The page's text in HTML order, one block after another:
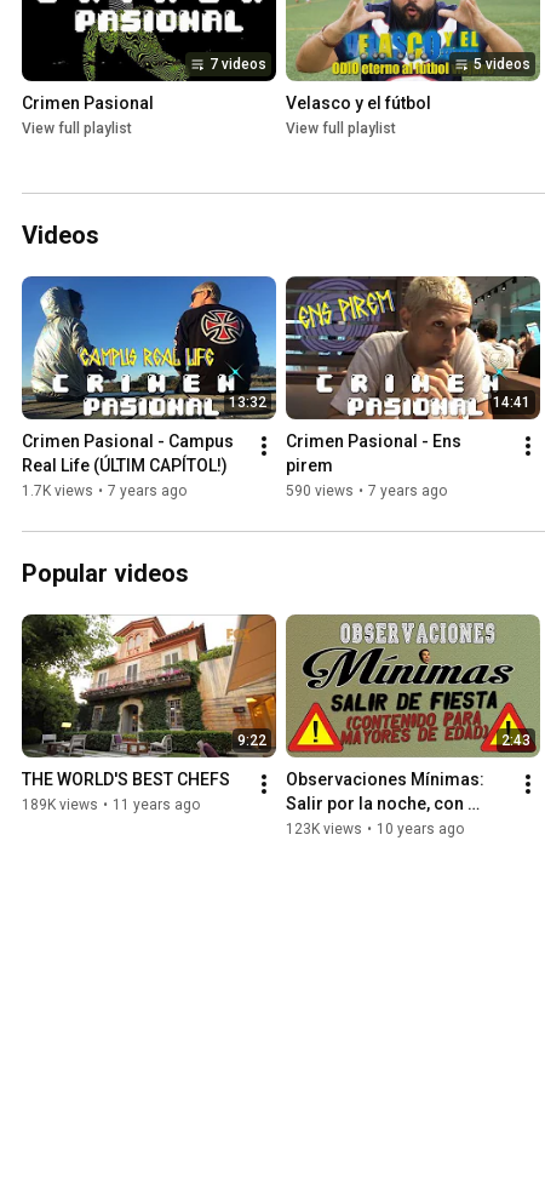
7 videos
Crimen Pasional
View full playlist
5 videos
Velasco y el fútbol
View full playlist
Videos
13:32
Crimen Pasional - Campus
Real Life (ÚLTIM CAPÍTOL!)
1.7K views • 7 years ago
14:41
Crimen Pasional - Ens
pirem
590 views • 7 years ago
Popular videos
9:22
THE WORLD'S BEST CHEFS
189K views • 11 years ago
2:43
Observaciones Mínimas:
Salir por la noche, con
David Suárez (CONTENIDO
123K views • 10 years ago